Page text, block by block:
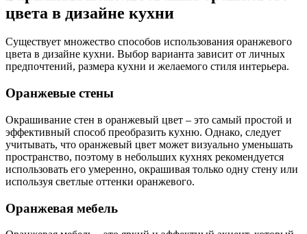
цвета в дизайне кухни
Существует множество способов использования оранжевого
цвета в дизайне кухни. Выбор варианта зависит от личных
предпочтений, размера кухни и желаемого стиля интерьера.
Оранжевые стены
Окрашивание стен в оранжевый цвет – это самый простой и
эффективный способ преобразить кухню. Однако, следует
учитывать, что оранжевый цвет может визуально уменьшать
пространство, поэтому в небольших кухнях рекомендуется
использовать его умеренно, окрашивая только одну стену или
используя светлые оттенки оранжевого.
Оранжевая мебель